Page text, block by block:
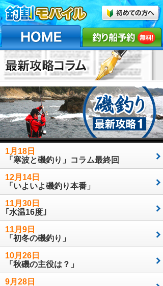
1月18日
「寒波と磯釣り」コラム最終回
12月14日
「いよいよ磯釣り本番」
11月30日
｢水温16度｣
11月9日
「初冬の磯釣り」
10月26日
「秋磯の主役は？」
9月28日